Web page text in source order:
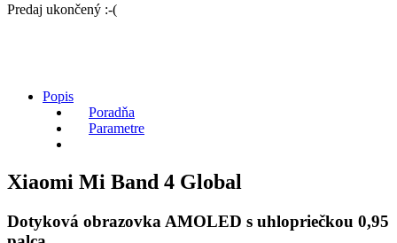
Predaj ukončený :-(
Popis
Poradňa
Parametre
Xiaomi Mi Band 4 Global
Dotyková obrazovka AMOLED s uhlopriečkou 0,95